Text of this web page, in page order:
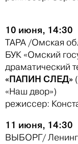
10 июня, 14:30
ТАРА /Омская
БУК «Омский
драматический
«ПАПИН СЛЕД»
«Наш двор»)
режиссер:
11 июня, 14:30
ВЫБОРГ/